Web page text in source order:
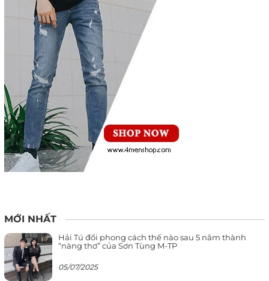
MỚI NHẤT
Hải Tú đổi phong cách thế nào sau 5 năm thành
“nàng thơ” của Sơn Tùng M-TP
05/07/2025